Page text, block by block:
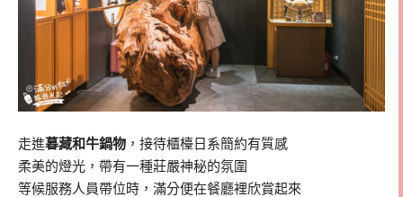
走進暮藏和牛鍋物 ，接待櫃檯日系簡約有質感
柔美的燈光，帶有一種莊嚴神秘的氛圍
等候服務人員帶位時，滿分便在餐廳裡欣賞起來